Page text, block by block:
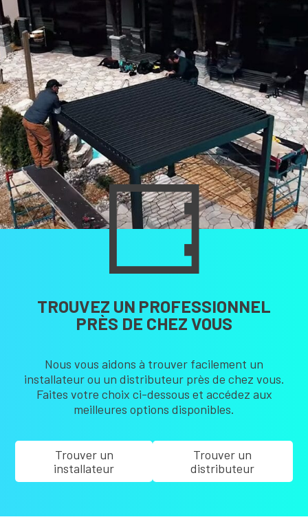
TROUVEZ UN PROFESSIONNEL
PRÈS DE CHEZ VOUS
Nous vous aidons à trouver facilement un
installateur ou un distributeur près de chez vous.
Faites votre choix ci-dessous et accédez aux
meilleures options disponibles.
Trouver un
installateur
Trouver un
distributeur